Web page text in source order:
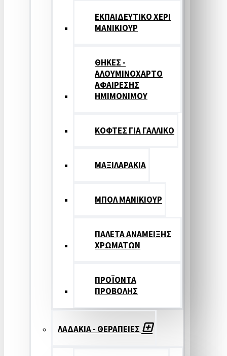
ΕΚΠΑΙΔΕΥΤΙΚΟ ΧΕΡΙ
ΜΑΝΙΚΙΟΥΡ
ΘΗΚΕΣ -
ΑΛΟΥΜΙΝΟΧΑΡΤΟ
ΑΦΑΙΡΕΣΗΣ
ΗΜΙΜΟΝΙΜΟΥ
ΚΟΦΤΕΣ ΓΙΑ ΓΑΛΛΙΚΟ
ΜΑΞΙΛΑΡΑΚΙΑ
ΜΠΟΛ ΜΑΝΙΚΙΟΥΡ
ΠΑΛΕΤΑ ΑΝΑΜΕΙΞΗΣ
ΧΡΩΜΑΤΩΝ
ΠΡΟΪΟΝΤΑ
ΠΡΟΒΟΛΗΣ
ΛΑΔΑΚΙΑ - ΘΕΡΑΠΕΙΕΣ